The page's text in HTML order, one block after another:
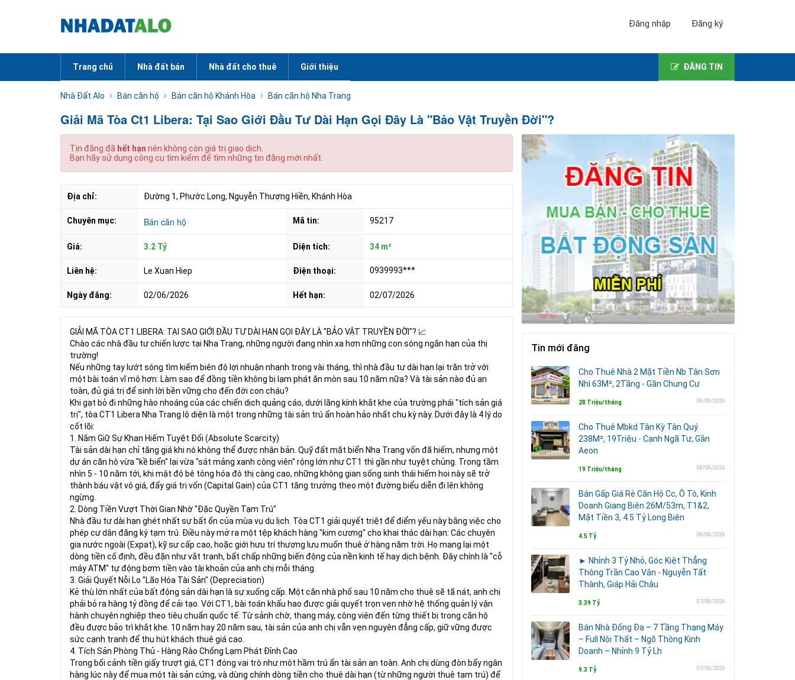
Đăng nhập Đăng ký
Trang chủ Nhà đất bán Nhà đất cho thuê Giới thiệu ĐĂNG TIN
Nhà Đất Alo Bán căn hộ Bán căn hộ Khánh Hòa Bán căn hộ Nha Trang
Giải Mã Tòa Ct1 Libera: Tại Sao Giới Đầu Tư Dài Hạn Gọi Đây Là "Bảo Vật Truyền Đời"?
Tin đăng đã hết hạn nên không còn giá trị giao dịch.
Bạn hãy sử dụng công cụ tìm kiếm để tìm những tin đăng mới nhất.
Địa chỉ: Đường 1, Phước Long, Nguyễn Thượng Hiền, Khánh Hòa
Chuyên mục: Bán căn hộ Mã tin: 95217
Giá: 3.2 Tỷ Diện tích: 34 m²
Liên hệ: Le Xuan Hiep Điện thoại: 0939993***
Ngày đăng: 02/06/2026 Hết hạn: 02/07/2026
GIẢI MÃ TÒA CT1 LIBERA: TẠI SAO GIỚI ĐẦU TƯ DÀI HẠN GỌI ĐÂY LÀ "BẢO VẬT TRUYỀN ĐỜI"? 📈
Chào các nhà đầu tư chiến lược tại Nha Trang, những người đang nhìn xa hơn những con sóng ngắn hạn của thị
trường!
Nếu những tay lướt sóng tìm kiếm biên độ lợi nhuận nhanh trong vài tháng, thì nhà đầu tư dài hạn lại trăn trở với
một bài toán vĩ mô hơn: Làm sao để đồng tiền không bị lạm phát ăn mòn sau 10 năm nữa? Và tài sản nào đủ an
toàn, đủ giá trị để sinh lời bền vững cho đến đời con cháu?
Khi gạt bỏ đi những hào nhoáng của các chiến dịch quảng cáo, dưới lăng kính khắt khe của trường phái "tích sản giá
trị", tòa CT1 Libera Nha Trang lộ diện là một trong những tài sản trú ẩn hoàn hảo nhất chu kỳ này. Dưới đây là 4 lý do
cốt lõi:
1. Nắm Giữ Sự Khan Hiếm Tuyệt Đối (Absolute Scarcity)
Tài sản dài hạn chỉ tăng giá khi nó không thể được nhân bản. Quỹ đất mặt biển Nha Trang vốn đã hiếm, nhưng một
dự án căn hộ vừa "kề biển" lại vừa "sát mảng xanh công viên" rộng lớn như CT1 thì gần như tuyệt chủng. Trong tầm
nhìn 5 - 10 năm tới, khi mật độ bê tông hóa đô thị càng cao, những không gian sống sinh thái hiếm hoi này sẽ trở
thành báu vật vô giá, đẩy giá trị vốn (Capital Gain) của CT1 tăng trưởng theo một đường biểu diễn đi lên không
ngừng.
2. Dòng Tiền Vượt Thời Gian Nhờ "Đặc Quyền Tạm Trú"
Nhà đầu tư dài hạn ghét nhất sự bất ổn của mùa vụ du lịch. Tòa CT1 giải quyết triệt để điểm yếu này bằng việc cho
phép cư dân đăng ký tạm trú. Điều này mở ra một tệp khách hàng "kim cương" cho khai thác dài hạn: Các chuyên
gia nước ngoài (Expat), kỹ sư cấp cao, hoặc giới hưu trí thượng lưu muốn thuê ở hàng năm trời. Họ mang lại một
dòng tiền cố định, đều đặn như vắt tranh, bất chấp những biến động của nền kinh tế hay dịch bệnh. Đây chính là "cỗ
máy ATM" tự động bơm tiền vào tài khoản của anh chị mỗi tháng.
3. Giải Quyết Nỗi Lo "Lão Hóa Tài Sản" (Depreciation)
Kẻ thù lớn nhất của bất động sản dài hạn là sự xuống cấp. Một căn nhà phố sau 10 năm cho thuê sẽ tã nát, anh chị
phải bỏ ra hàng tỷ đồng để cải tạo. Với CT1, bài toán khấu hao được giải quyết trọn vẹn nhờ hệ thống quản lý vận
hành chuyên nghiệp theo tiêu chuẩn quốc tế. Từ sảnh chờ, thang máy, công viên đến từng thiết bị trong căn hộ
đều được bảo trì khắt khe. 10 năm hay 20 năm sau, tài sản của anh chị vẫn vẹn nguyên đẳng cấp, giữ vững được
sức cạnh tranh để thu hút khách thuê giá cao.
4. Tích Sản Phòng Thủ - Hàng Rào Chống Lạm Phát Đỉnh Cao
Trong bối cảnh tiền giấy trượt giá, CT1 đóng vai trò như một hầm trú ẩn tài sản an toàn. Anh chị dùng đòn bẩy ngân
hàng lúc này để mua một tài sản cứng, và dùng chính dòng tiền cho thuê dài hạn (từ những người thuê tạm trú) để
Tin mới đăng
Cho Thuê Nhà 2 Mặt Tiền Nb Tân Sơn
Nhì 63M², 2Tầng - Gần Chung Cư
28 Triệu/tháng 08/08/2026
Cho Thuê Mbkd Tân Kỳ Tân Quý
238M², 19Triệu - Cạnh Ngã Tư, Gần
Aeon
19 Triệu/tháng 08/08/2026
Bán Gấp Giá Rẻ Căn Hộ Cc, Ô Tô, Kinh
Doanh Giang Biên 26M/53m, T1&2,
Mặt Tiền 3, 4.5 Tỷ Long Biên
4.5 Tỷ 08/08/2026
► Nhỉnh 3 Tỷ Nhỏ, Góc Kiệt Thẳng
Thông Trần Cao Vân - Nguyễn Tất
Thành, Giáp Hải Châu
3.39 Tỷ 07/08/2026
Bán Nhà Đống Đa – 7 Tầng Thang Máy
– Full Nội Thất – Ngõ Thông Kinh
Doanh – Nhỉnh 9 Tỷ Lh
9.3 Tỷ 07/08/2026